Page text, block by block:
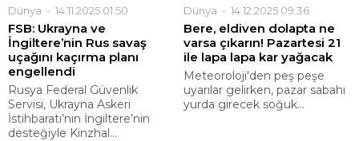
Dünya 14.11.2025 01:50
FSB: Ukrayna ve
İngiltere’nin Rus savaş
uçağını kaçırma planı
engellendi
Rusya Federal Güvenlik
Servisi, Ukrayna Askeri
İstihbaratı’nın İngiltere’nin
desteğiyle Kinzhal...
Dünya 14.12.2025 09:36
Bere, eldiven dolapta ne
varsa çıkarın! Pazartesi 21
ile lapa lapa kar yağacak
Meteoroloji'den peş peşe
uyarılar gelirken, pazar sabahı
yurda girecek soğuk...